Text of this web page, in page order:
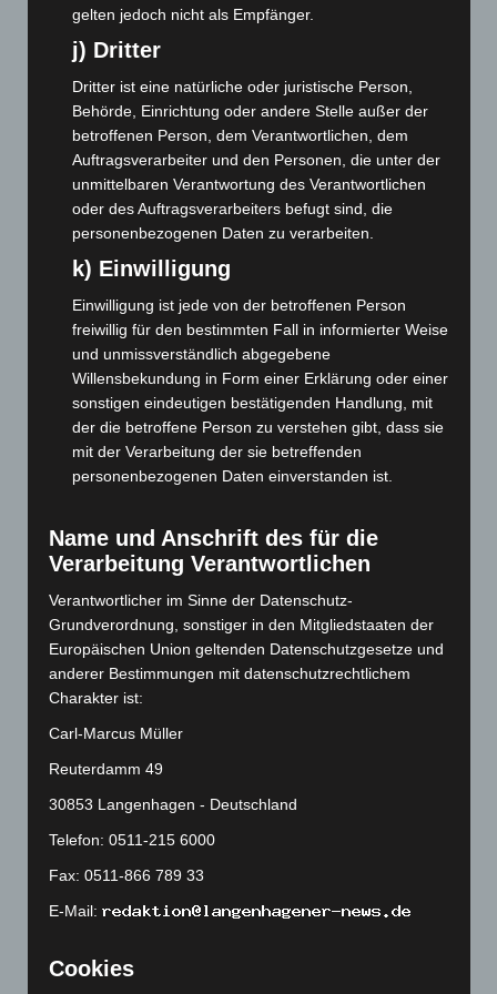
April 2024
(102)
Februar 2024 (103)
Januar 2024(111)
Dezember 2023(130)
November 2023(130)
Oktober 2023(114)
September 2023 (133)
August 2023(134)
Juli 2023(118)
Juni 2023
(142)
Mai 2023(139)
April 2023(155)
März 2023(174)
Januar 2023(140)
Dezember 2022(130)
November 2022(167)
Oktober 2022(166)
September 2022(205)
August 2022(166)
Juli 2022(133)
Juni 2022(167)
Mai 2022 (177)
April 2022(198)
März 2022(221)
Februar 2022 (189)
Dezember 2021
gelten jedoch nicht als Empfänger.
j) Dritter
Dritter ist eine natürliche oder juristische Person,
Behörde, Einrichtung oder andere Stelle außer der
betroffenen Person, dem Verantwortlichen, dem
Auftragsverarbeiter und den Personen, die unter der
unmittelbaren Verantwortung des Verantwortlichen
oder des Auftragsverarbeiters befugt sind, die
personenbezogenen Daten zu verarbeiten.
k) Einwilligung
Einwilligung ist jede von der betroffenen Person
freiwillig für den bestimmten Fall in informierter Weise
und unmissverständlich abgegebene
Willensbekundung in Form einer Erklärung oder einer
sonstigen eindeutigen bestätigenden Handlung, mit
der die betroffene Person zu verstehen gibt, dass sie
mit der Verarbeitung der sie betreffenden
personenbezogenen Daten einverstanden ist.
Name und Anschrift des für die
Verarbeitung Verantwortlichen
Verantwortlicher im Sinne der Datenschutz-
Grundverordnung, sonstiger in den Mitgliedstaaten der
Europäischen Union geltenden Datenschutzgesetze und
anderer Bestimmungen mit datenschutzrechtlichem
Charakter ist:
Carl-Marcus Müller
Reuterdamm 49
30853 Langenhagen - Deutschland
Telefon: 0511-215 6000
Fax: 0511-866 789 33
E-Mail:
Cookies